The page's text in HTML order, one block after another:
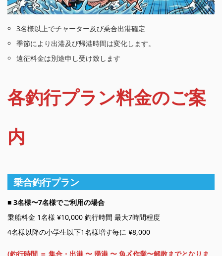
3名様以上でチャーター及び乗合出港確定
季節により出港及び帰港時間は変化します。
遠征料金は別途申し受け致します
各釣行プラン料金のご案
内
乗合釣行プラン
■ 3名様〜7名様でご利用の場合
乗船料金 1名様 ¥10,000 釣行時間 最大7時間程度
4名様以降の小学生以下1名様増す毎に ¥8,000
(釣行時間 ＝ 集合・出港 〜 帰港 〜 魚〆作業〜解散までとなりま